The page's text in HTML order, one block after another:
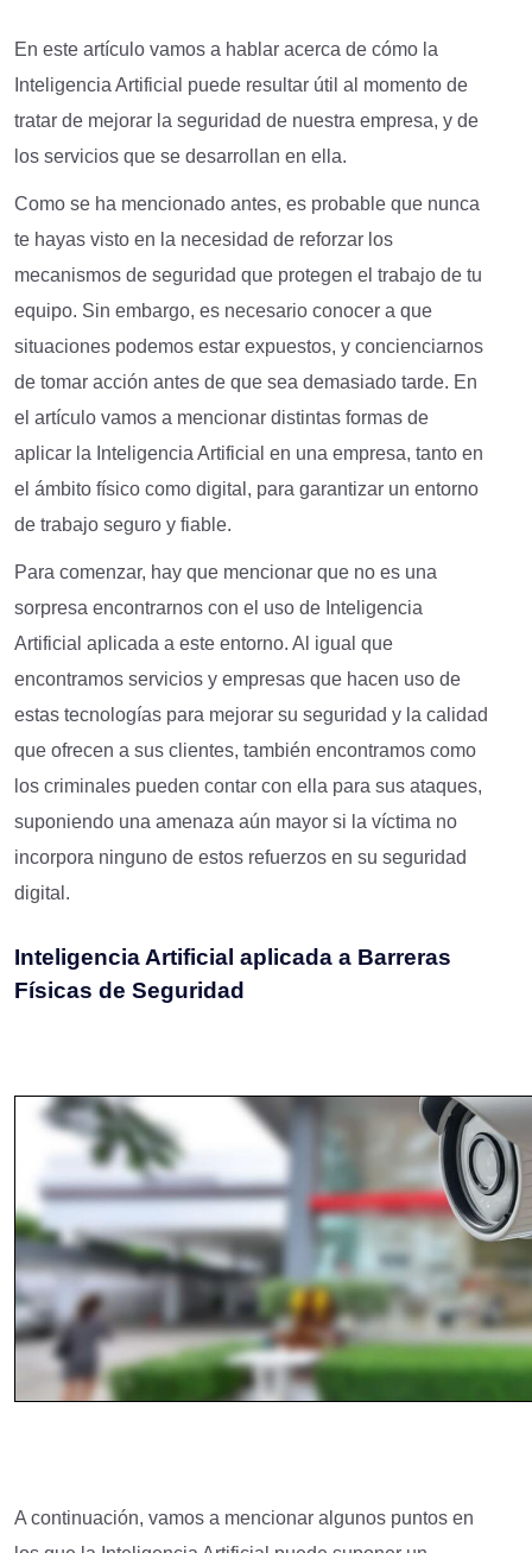
En este artículo vamos a hablar acerca de cómo la
Inteligencia Artificial puede resultar útil al momento de
tratar de mejorar la seguridad de nuestra empresa, y de
los servicios que se desarrollan en ella.
Como se ha mencionado antes, es probable que nunca
te hayas visto en la necesidad de reforzar los
mecanismos de seguridad que protegen el trabajo de tu
equipo. Sin embargo, es necesario conocer a que
situaciones podemos estar expuestos, y concienciarnos
de tomar acción antes de que sea demasiado tarde. En
el artículo vamos a mencionar distintas formas de
aplicar la Inteligencia Artificial en una empresa, tanto en
el ámbito físico como digital, para garantizar un entorno
de trabajo seguro y fiable.
Para comenzar, hay que mencionar que no es una
sorpresa encontrarnos con el uso de Inteligencia
Artificial aplicada a este entorno. Al igual que
encontramos servicios y empresas que hacen uso de
estas tecnologías para mejorar su seguridad y la calidad
que ofrecen a sus clientes, también encontramos como
los criminales pueden contar con ella para sus ataques,
suponiendo una amenaza aún mayor si la víctima no
incorpora ninguno de estos refuerzos en su seguridad
digital.
Inteligencia Artificial aplicada a Barreras
Físicas de Seguridad
A continuación, vamos a mencionar algunos puntos en